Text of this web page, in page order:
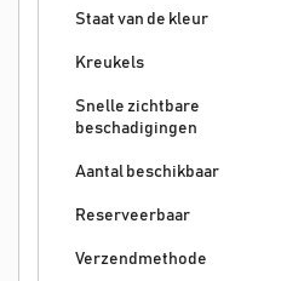
Staat van de kleur
Kreukels
Snelle zichtbare
beschadigingen
Aantal beschikbaar
Reserveerbaar
Verzendmethode